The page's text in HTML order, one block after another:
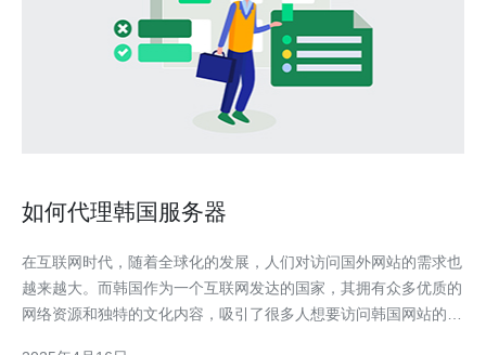
如何代理韩国服务器
在互联网时代，随着全球化的发展，人们对访问国外网站的需求也
越来越大。而韩国作为一个互联网发达的国家，其拥有众多优质的
网络资源和独特的文化内容，吸引了很多人想要访问韩国网站的需